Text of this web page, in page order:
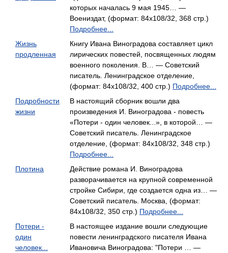
которых началась 9 мая 1945… —
Воениздат, (формат: 84x108/32, 368 стр.)
Подробнее...
Жизнь
продленная
Книгу Ивана Виноградова составляет цикл
лирических повестей, посвященных людям
военного поколения. В… — Советский
писатель. Ленинградское отделение,
(формат: 84x108/32, 400 стр.) Подробнее...
Подробности
жизни
В настоящий сборник вошли два
произведения И. Виноградова - повесть
«Потери - один человек...», в которой… —
Советский писатель. Ленинградское
отделение, (формат: 84x108/32, 348 стр.)
Подробнее...
Плотина
Действие романа И. Виноградова
разворачивается на крупной современной
стройке Сибири, где создается одна из… —
Советский писатель. Москва, (формат:
84x108/32, 350 стр.) Подробнее...
Потери -
один
человек...
В настоящее издание вошли следующие
повести ленинградского писателя Ивана
Ивановича Виноградова: "Потери … —